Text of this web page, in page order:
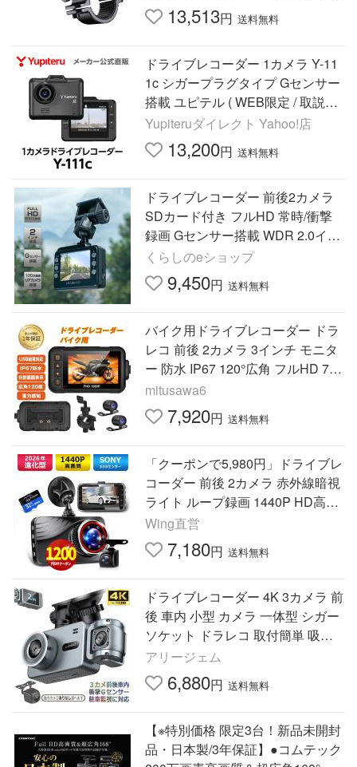
13,513円 送料無料
ドライブレコーダー 1カメラ Y-11
1c シガープラグタイプ Gセンサー
搭載 ユピテル ( WEB限定 / 取説DL
版 )
Yupiteruダイレクト Yahoo!店
13,200円 送料無料
ドライブレコーダー 前後2カメラ
SDカード付き フルHD 常時/衝撃
録画 Gセンサー搭載 WDR 2.0イン
チ液晶 NDR-RC173 100万画素 常
時録画 12V/24V車対応
くらしのeショップ
9,450円 送料無料
バイク用ドライブレコーダー ドラ
レコ 前後 2カメラ 3インチ モニタ
ー 防水 IP67 120°広角 フルHD 720
P ループ 常時 録画 駐車監視 Gセ
ンサー あおり運転 防犯
mitusawa6
7,920円 送料無料
「クーポンで5,980円」ドライブレ
コーダー 前後 2カメラ 赤外線暗視
ライト ループ録画 1440P HD高画
質 170度超広角 32Gカード付属 駐
車監視 Gセンサー
Wing直営
7,180円 送料無料
ドライブレコーダー 4K 3カメラ 前
後 車内 小型 カメラ 一体型 シガー
ソケット ドラレコ 取付簡単 吸盤
駐車監視 前後 リア セット フロン
トのみあり
アリージェム
6,880円 送料無料
【※特別価格 限定3台！新品未開封
品・日本製/3年保証】●コムテック